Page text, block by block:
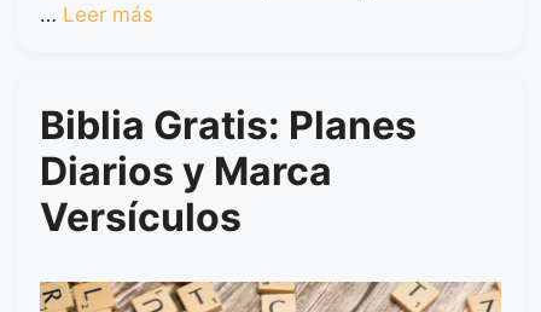
… Leer más
Biblia Gratis: Planes
Diarios y Marca
Versículos